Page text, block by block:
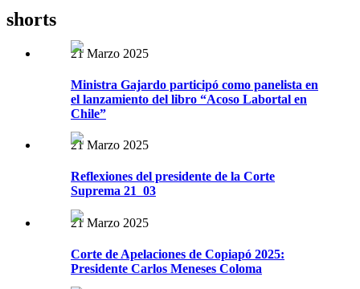
shorts
21 Marzo 2025
Ministra Gajardo participó como panelista en
el lanzamiento del libro “Acoso Labortal en
Chile”
21 Marzo 2025
Reflexiones del presidente de la Corte
Suprema 21_03
21 Marzo 2025
Corte de Apelaciones de Copiapó 2025:
Presidente Carlos Meneses Coloma